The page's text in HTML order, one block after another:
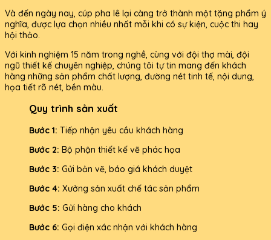
Và đến ngày nay, cúp pha lê lại càng trở thành một tặng phẩm ý
nghĩa, được lựa chọn nhiều nhất mỗi khi có sự kiện, cuộc thi hay
hội thảo.
Với kinh nghiệm 15 năm trong nghề, cùng với đội thợ mài, đội
ngũ thiết kế chuyên nghiệp, chúng tôi tự tin mang đến khách
hàng những sản phẩm chất lượng, đường nét tinh tế, nội dung,
họa tiết rõ nét, bền màu.
Quy trình sản xuất
Bước 1: Tiếp nhận yêu cầu khách hàng
Bước 2: Bộ phận thiết kế vẽ phác họa
Bước 3: Gửi bản vẽ, báo giá khách duyệt
Bước 4: Xưởng sản xuất chế tác sản phẩm
Bước 5: Gửi hàng cho khách
Bước 6: Gọi điện xác nhận với khách hàng